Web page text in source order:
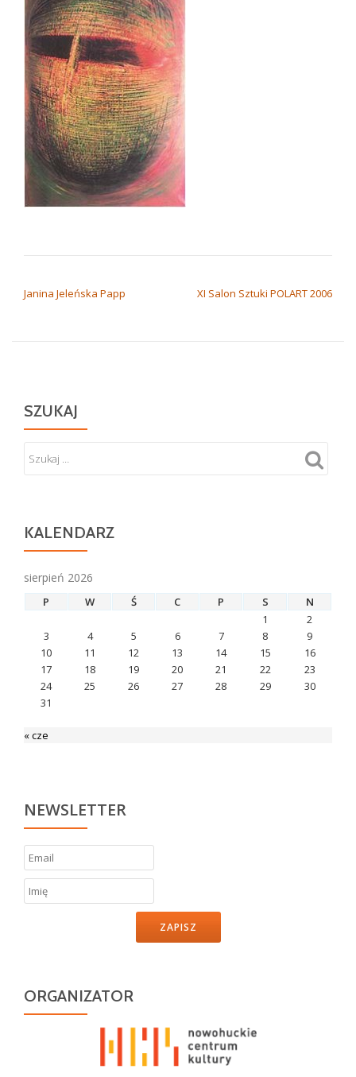
Janina Jeleńska Papp XI Salon Sztuki POLART 2006
SZUKAJ
KALENDARZ
sierpień 2026
P W Ś C P S
N
1
2
3
4 5 6 7 8
9
10
11 12 13 14 15
16
17
18 19 20 21 22
23
24
25 26 27 28 29
30
31
« cze
NEWSLETTER
ZAPISZ
ORGANIZATOR